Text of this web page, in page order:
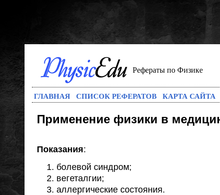
Рефераты по Физике
ГЛАВНАЯ СПИСОК РЕФЕРАТОВ КАРТА САЙТА
Применение физики в
Показания:
болевой синдром;
вегеталгии;
аллергические состояния.